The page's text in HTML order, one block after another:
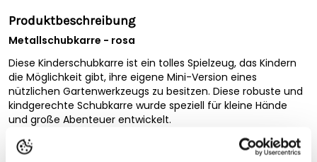
Produktbeschreibung
Metallschubkarre - rosa
Diese Kinderschubkarre ist ein tolles Spielzeug, das Kindern
die Möglichkeit gibt, ihre eigene Mini-Version eines
nützlichen Gartenwerkzeugs zu besitzen. Diese robuste und
kindgerechte Schubkarre wurde speziell für kleine Hände
und große Abenteuer entwickelt.
Sie ist leicht und dennoch stabil genug, um kleine Lasten zu
transportieren. Kinder können ihre Spielzeugtiere, Pflanzen,